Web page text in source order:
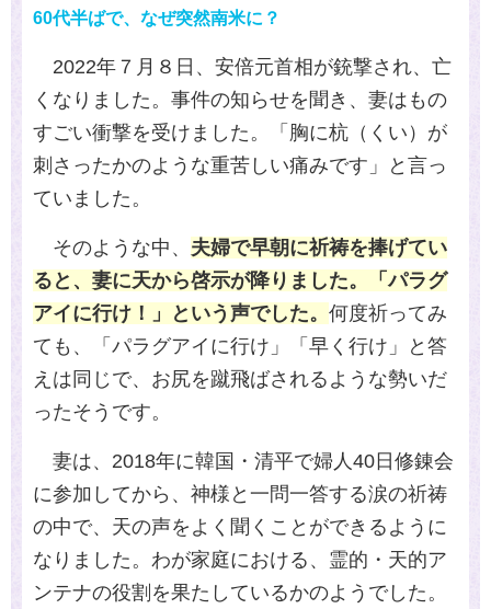
60代半ばで、なぜ突然南米に？
2022年７月８日、安倍元首相が銃撃され、亡
くなりました。事件の知らせを聞き、妻はもの
すごい衝撃を受けました。「胸に杭（くい）が
刺さったかのような重苦しい痛みです」と言っ
ていました。
そのような中、 夫婦で早朝に祈祷を捧げてい
ると、妻に天から啓示が降りました。「パラグ
アイに行け！」という声でした。 何度祈ってみ
ても、「パラグアイに行け」「早く行け」と答
えは同じで、お尻を蹴飛ばされるような勢いだ
ったそうです。
妻は、 2018年に韓国・清平で婦人40 日修錬会
に参加してから、神様と一問一答する涙の祈祷
の中で、天の声をよく聞くことができるように
なりました。わが家庭における、霊的・天的ア
ンテナの役割を果たしているかのようでした。